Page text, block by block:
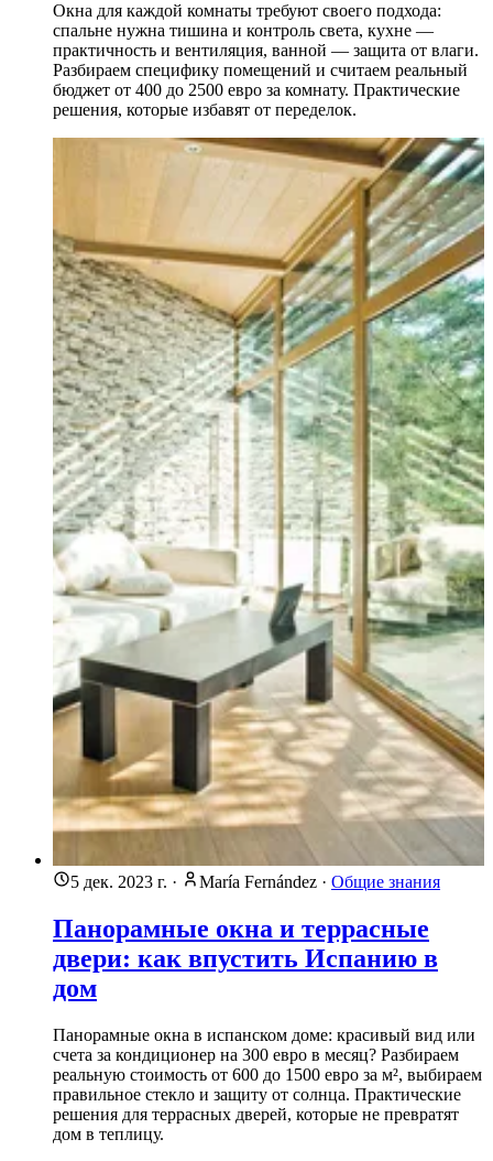
Окна для каждой комнаты требуют своего подхода:
спальне нужна тишина и контроль света, кухне —
практичность и вентиляция, ванной — защита от влаги.
Разбираем специфику помещений и считаем реальный
бюджет от 400 до 2500 евро за комнату. Практические
решения, которые избавят от переделок.
5 дек. 2023 г. · María Fernández · Общие знания
Панорамные окна и террасные
двери: как впустить Испанию в
дом
Панорамные окна в испанском доме: красивый вид или
счета за кондиционер на 300 евро в месяц? Разбираем
реальную стоимость от 600 до 1500 евро за м², выбираем
правильное стекло и защиту от солнца. Практические
решения для террасных дверей, которые не превратят
дом в теплицу.